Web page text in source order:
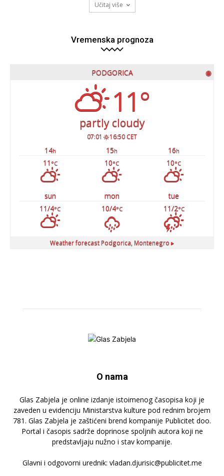
Učitaj više
Vremenska prognoza
PODGORICA ◉
11°
partly cloudy
07:01 16:50 CET
14h 15h 16h
11 °C 10°C 10°C
sun mon
tue
11/4°C 10/4°C 11/2°C
Weather forecast Podgorica, Montenegro ▸
O nama
Glas Zabjela je online izdanje istoimenog časopisa koji je
zaveden u evidenciju Ministarstva kulture pod rednim brojem
781. Glas Zabjela je zaštićeni brend kompanije Publicitet doo.
Portal i časopis sadrže doprinose spoljnih autora koji ne
predstavljaju nužno i stav kompanije.
Glavni i odgovorni urednik: vladan.djurisic@publicitet.me